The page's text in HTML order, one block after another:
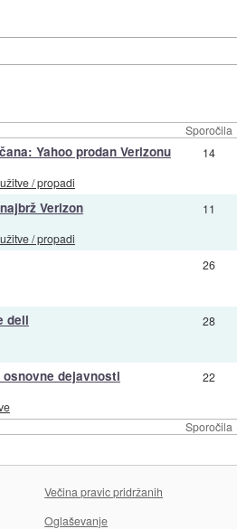
Sporočila
Sporočila
Yahoo prodan Verizonu
/ propadi
14
Verizon
/ propadi
11
26
deli 28
dejavnosti 22
Večina pravic pridržanih
Oglaševanje